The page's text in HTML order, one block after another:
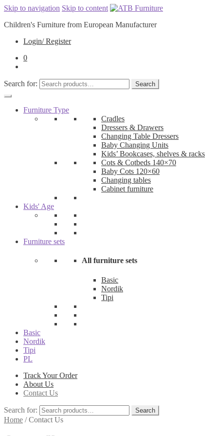
Skip to navigation Skip to content
Children's Furniture from European Manufacturer
Login/ Register
0
Search for: Search
Furniture Type
Cradles
Dressers & Drawers
Changing Table Dressers
Baby Changing Units
Kids’ Bookcases, shelves & racks
Cots & Cotbeds 140×70
Baby Cots 120×60
Changing tables
Cabinet furniture
Kids' Age
Furniture sets
All furniture sets
Basic
Nordik
Tipi
Basic
Nordik
Tipi
PL
Track Your Order
About Us
Contact Us
Search for: Search
Home /Contact Us